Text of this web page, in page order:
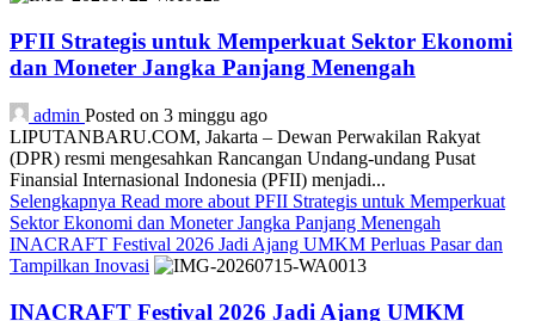
PFII Strategis untuk Memperkuat Sektor Ekonomi
dan Moneter Jangka Panjang Menengah
admin Posted on 3 minggu ago
LIPUTANBARU.COM, Jakarta – Dewan Perwakilan Rakyat
(DPR) resmi mengesahkan Rancangan Undang-undang Pusat
Finansial Internasional Indonesia (PFII) menjadi...
Selengkapnya Read more about PFII Strategis untuk Memperkuat
Sektor Ekonomi dan Moneter Jangka Panjang Menengah
INACRAFT Festival 2026 Jadi Ajang UMKM Perluas Pasar dan
Tampilkan Inovasi
INACRAFT Festival 2026 Jadi Ajang UMKM